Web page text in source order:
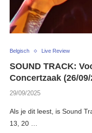
Belgisch Live Review
SOUND TRACK:
Concertzaak (26/09/
29/09/2025
Als je dit leest, is Sound
13, 20 …